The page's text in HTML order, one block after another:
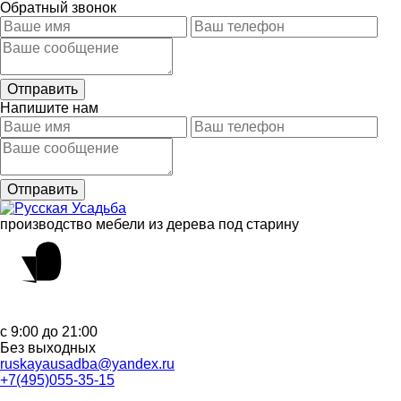
Обратный звонок
Напишите нам
производство мебели из дерева под старину
с 9:00 до 21:00
Без выходных
ruskayausadba@yandex.ru
+7(495)055-35-15